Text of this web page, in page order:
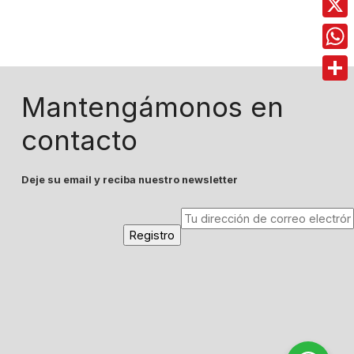
Mantengámonos en
contacto
Deje su email y reciba nuestro newsletter
X